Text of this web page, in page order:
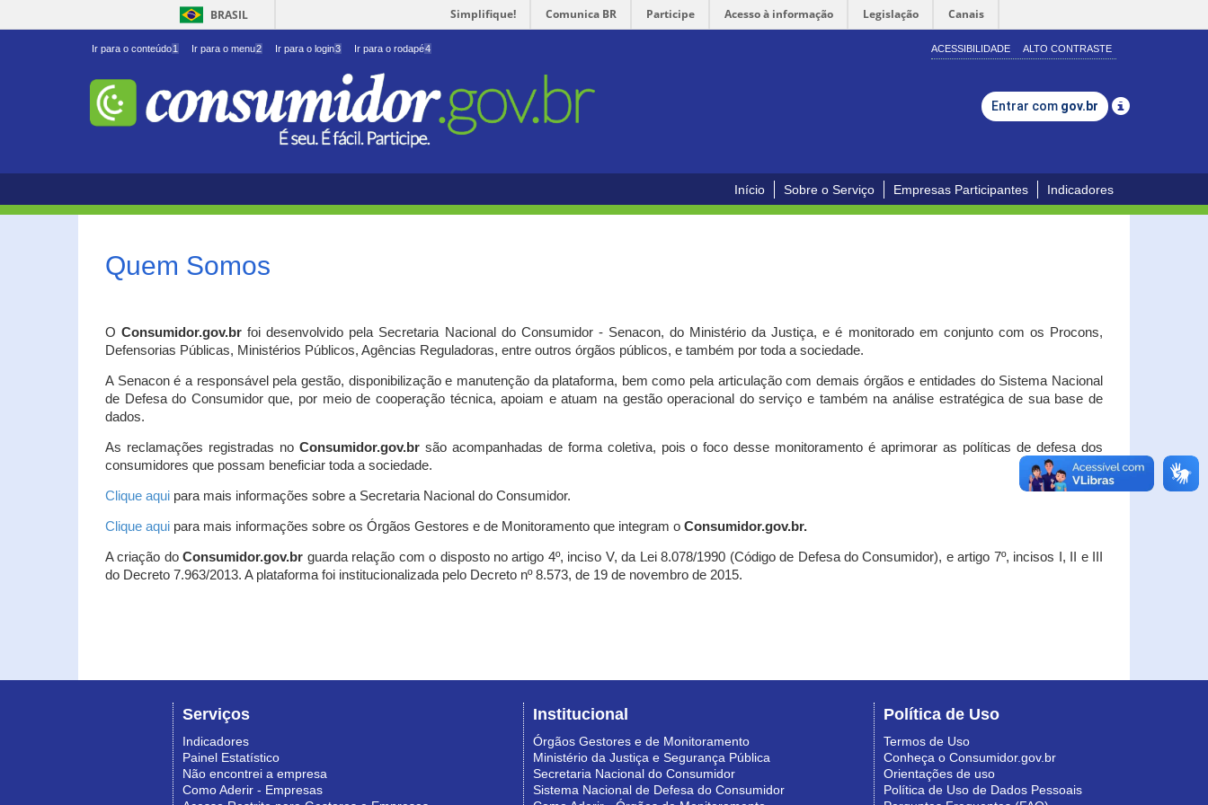
BRASIL Simplifique! Comunica BR Participe Acesso à informação Legislação Canais
Ir para o conteúdo1 Ir para o menu2 Ir para o login3 Ir para o rodapé4 ACESSIBILIDADE ALTO CONTRASTE
Entrar com gov.br
Início Sobre o Serviço Empresas Participantes Indicadores
Quem Somos
OConsumidor.gov.br foi desenvolvido pela Secretaria Nacional do Consumidor - Senacon, do Ministério da Justiça, e é monitorado em conjunto com os Procons,
Defensorias Públicas, Ministérios Públicos, Agências Reguladoras, entre outros órgãos públicos, e também por toda a sociedade.
A Senacon é a responsável pela gestão, disponibilização e manutenção da plataforma, bem como pela articulação com demais órgãos e entidades do Sistema Nacional
de Defesa do Consumidor que, por meio de cooperação técnica, apoiam e atuam na gestão operacional do serviço e também na análise estratégica de sua base de
dados.
As reclamações registradas no Consumidor.gov.brsão acompanhadas de forma coletiva, pois o foco desse monitoramento é aprimorar as políticas de defesa dos
consumidores que possam beneficiar toda a sociedade.
Clique aqui para mais informações sobre a Secretaria Nacional do Consumidor.
Clique aqui para mais informações sobre os Órgãos Gestores e de Monitoramento que integram o Consumidor.gov.br.
A criação doConsumidor.gov.br guarda relação com o disposto no artigo 4º, inciso V, da Lei 8.078/1990 (Código de Defesa do Consumidor), e artigo 7º, incisos I, II e III
do Decreto 7.963/2013. A plataforma foi institucionalizada pelo Decreto nº 8.573, de 19 de novembro de 2015.
Serviços
Indicadores
Painel Estatístico
Não encontrei a empresa
Como Aderir - Empresas
Institucional
Órgãos Gestores e de Monitoramento
Ministério da Justiça e Segurança Pública
Secretaria Nacional do Consumidor
Sistema Nacional de Defesa do Consumidor
Política de Uso
Termos de Uso
Conheça o Consumidor.gov.br
Orientações de uso
Política de Uso de Dados Pessoais